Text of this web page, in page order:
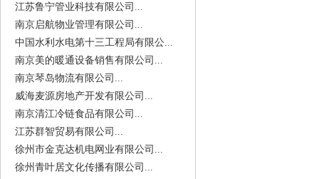
江苏鲁宁管业科技有限公司...
南京启航物业管理有限公司...
中国水利水电第十三工程局有限公...
南京美的暖通设备销售有限公司...
南京琴岛物流有限公司...
威海麦源房地产开发有限公司...
南京清江冷链食品有限公司...
江苏群智贸易有限公司...
徐州市金克达机电网业有限公司...
徐州青叶居文化传播有限公司...